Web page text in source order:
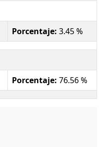
Porcentaje: 3.45 %
Porcentaje: 76.56 %